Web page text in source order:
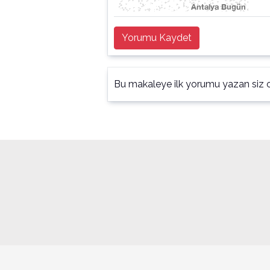
Yorumu Kaydet
Bu makaleye ilk yorumu yazan siz